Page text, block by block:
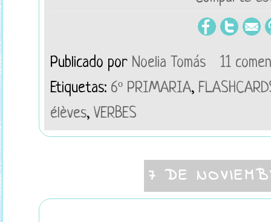
Publicado por Noelia Tomás
11
Etiquetas: 6º PRIMARIA,
élèves, VERBES
7 DE